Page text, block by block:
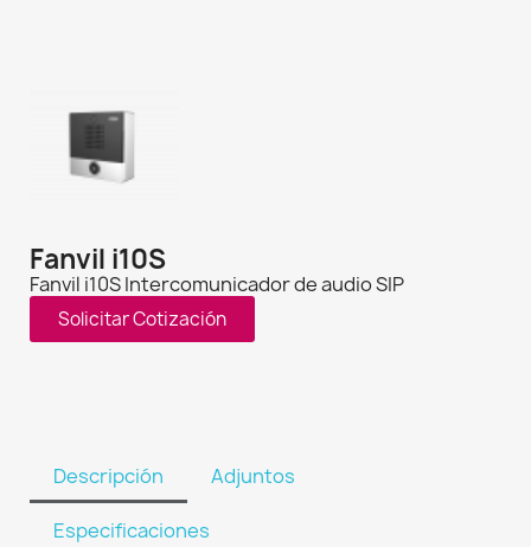
Fanvil i10S
Fanvil i10S Intercomunicador de audio SIP
Solicitar Cotización
Descripción Adjuntos
Especificaciones